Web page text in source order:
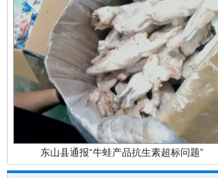
东山县通报“牛蛙产品抗生素超标问题”